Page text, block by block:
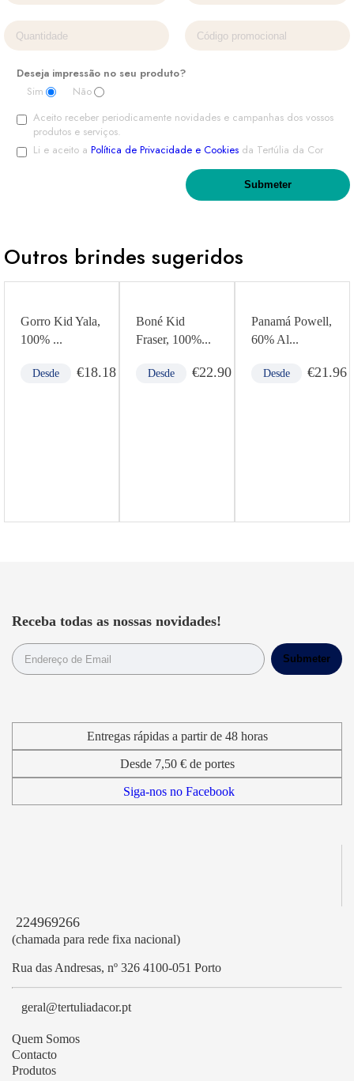
Deseja impressão no seu produto?
Sim
Não
Aceito receber periodicamente novidades e campanhas dos vossos
produtos e serviços.
Li e aceito a Política de Privacidade e Cookies da Tertúlia da Cor
Outros brindes sugeridos
Gorro Kid Yala,
100% ...
Desde €18.18
Boné Kid
Fraser, 100%...
Desde €22.90
Panamá Powell,
60% Al...
Desde €21.96
Receba todas as nossas novidades!
Entregas rápidas a partir de 48 horas
Desde 7,50 € de portes
Siga-nos no Facebook
224969266
(chamada para rede fixa nacional)
Rua das Andresas, nº 326 4100-051 Porto
geral@tertuliadacor.pt
Quem Somos
Contacto
Produtos